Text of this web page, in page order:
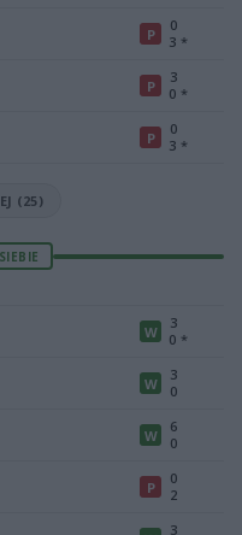
P
0
3 *
P
3
0 *
P
0
3 *
(25)
W
3
0 *
W
3
0
W
6
0
P
0
2
3